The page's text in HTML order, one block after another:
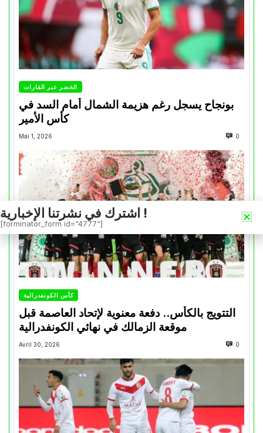
الخضر عبر القارات
بونجاح يسجل رغم هزيمة الشمال أمام السد في
كأس الأمير
Mai 1, 2026 0
كأس الكونفدرالية
التتويج بالكأس.. دفعة معنوية لإتحاد العاصمة قبل
موقعة الزمالك في نهائي الكونفدرالية
Avril 30, 2026 0
اشترك في نشرتنا الإخبارية !
[forminator_form id="4777"]